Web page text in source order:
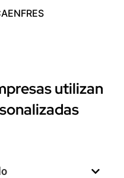
ENFRES
utilizan